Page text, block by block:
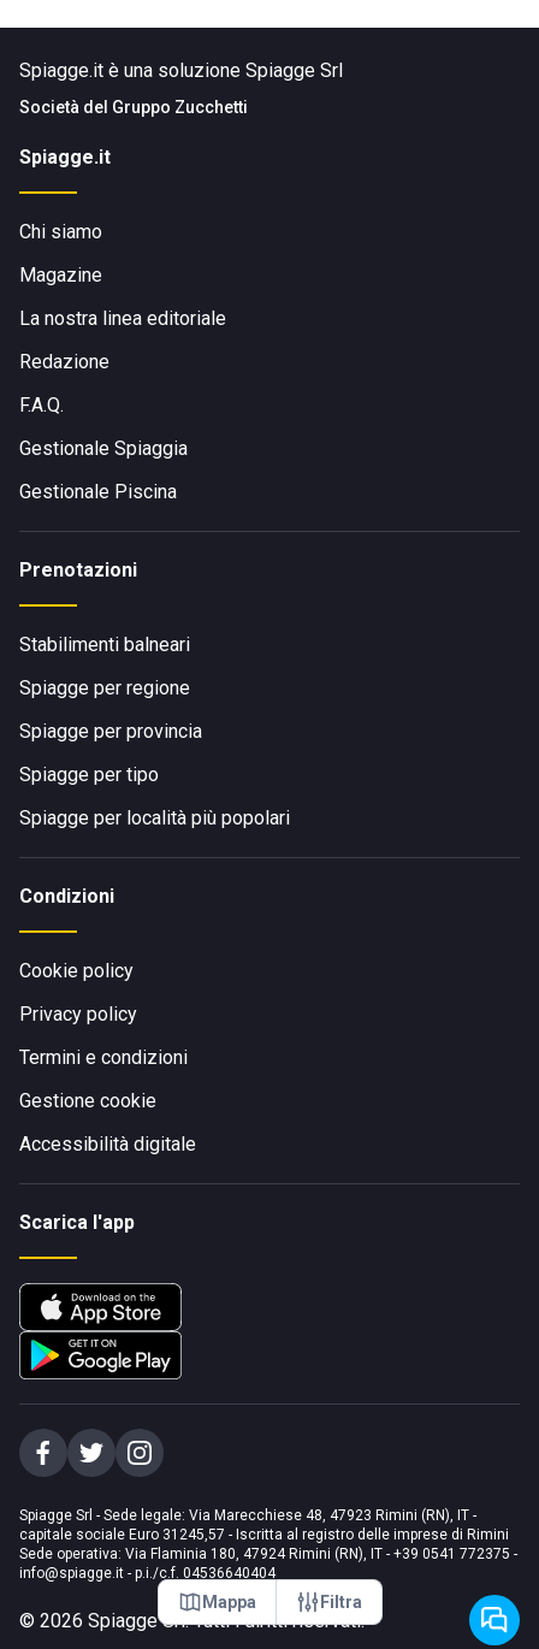
Mappa Filtra
Spiagge.it è una soluzione Spiagge Srl
Società del Gruppo Zucchetti
Spiagge.it
Chi siamo
Magazine
La nostra linea editoriale
Redazione
F.A.Q.
Gestionale Spiaggia
Gestionale Piscina
Prenotazioni
Stabilimenti balneari
Spiagge per regione
Spiagge per provincia
Spiagge per tipo
Spiagge per località più popolari
Condizioni
Cookie policy
Privacy policy
Termini e condizioni
Gestione cookie
Accessibilità digitale
Scarica l'app
Spiagge Srl - Sede legale: Via Marecchiese 48, 47923 Rimini (RN), IT -
capitale sociale Euro 31245,57 - Iscritta al registro delle imprese di Rimini
Sede operativa: Via Flaminia 180, 47924 Rimini (RN), IT - +39 0541 772375 -
info@spiagge.it - p.i./c.f. 04536640404
© 2026 Spiagge Srl. Tutti i diritti riservati.